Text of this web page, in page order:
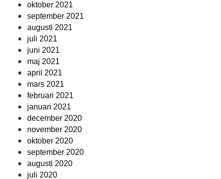
oktober 2021
september 2021
augusti 2021
juli 2021
juni 2021
maj 2021
april 2021
mars 2021
februari 2021
januari 2021
december 2020
november 2020
oktober 2020
september 2020
augusti 2020
juli 2020